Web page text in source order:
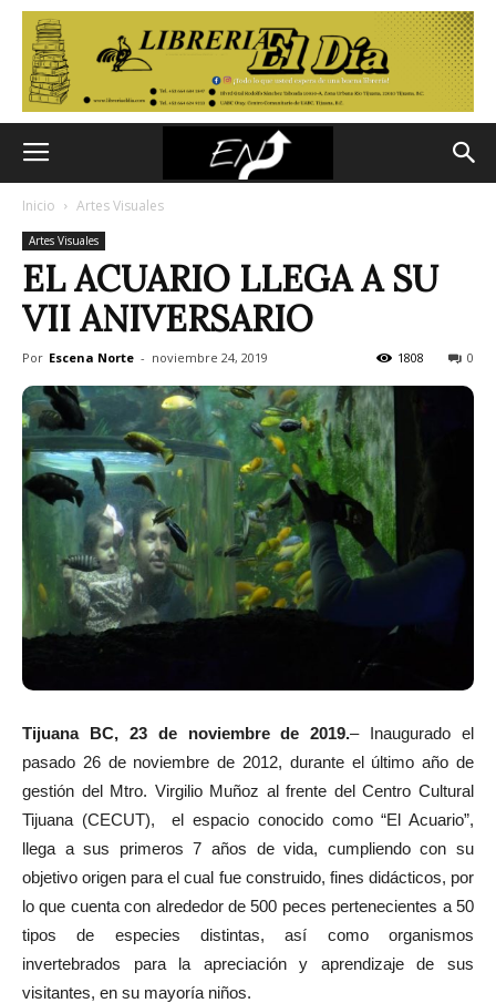
Inicio Artes Visuales
Artes Visuales
EL ACUARIO LLEGA A SU
VII ANIVERSARIO
Por Escena Norte - noviembre 24, 2019 0
1808
Tijuana BC, 23 de noviembre de 2019.– Inaugurado el
pasado 26 de noviembre de 2012, durante el último año de
gestión del Mtro. Virgilio Muñoz al frente del Centro Cultural
Tijuana (CECUT), el espacio conocido como “El Acuario”,
llega a sus primeros 7 años de vida, cumpliendo con su
objetivo origen para el cual fue construido, fines didácticos, por
lo que cuenta con alrededor de 500 peces pertenecientes a 50
tipos de especies distintas, así como organismos
invertebrados para la apreciación y aprendizaje de sus
visitantes, en su mayoría niños.